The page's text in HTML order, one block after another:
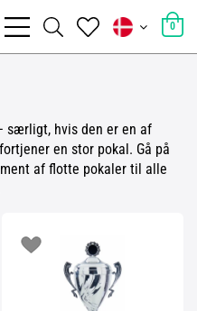
0
særligt, hvis den er en af
en stor pokal. Gå på
af flotte pokaler til alle